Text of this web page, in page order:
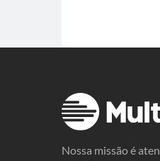
Nossa missão é